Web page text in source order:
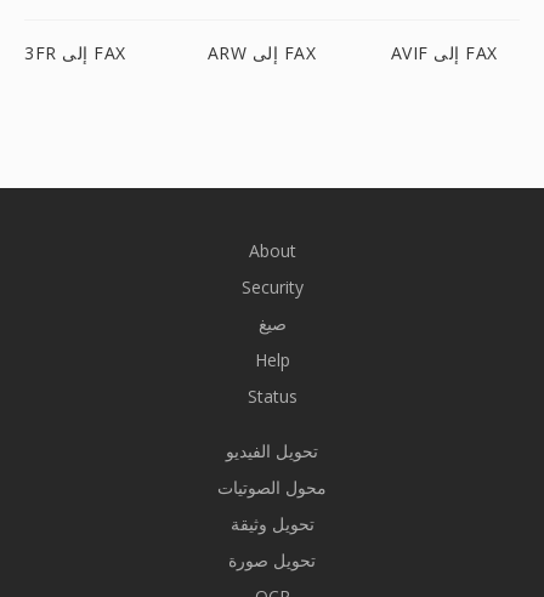
3FR إلى FAX ARW إلى FAX AVIF إلى FAX
About
Security
صيغ
Help
Status
تحويل الفيديو
محول الصوتيات
تحويل وثيقة
تحويل صورة